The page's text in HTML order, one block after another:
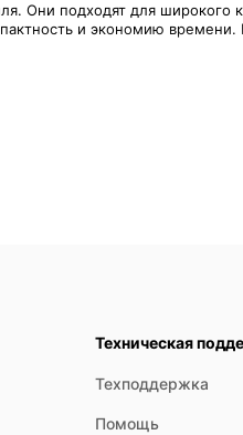
подходят для широкого
и экономию
Техническая
Техподдержка
Помощь